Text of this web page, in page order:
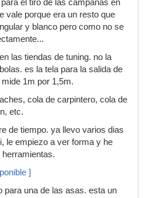
el tiro de las campanas en
vale porque era un resto que
y blanco pero como no se
las tiendas de tuning. no la
es la tela para la salida de
1m por 1,5m.
cola de carpintero, cola de
etc.
de tiempo. ya llevo varios dias
le empiezo a ver forma y he
]
para una de las asas. esta un